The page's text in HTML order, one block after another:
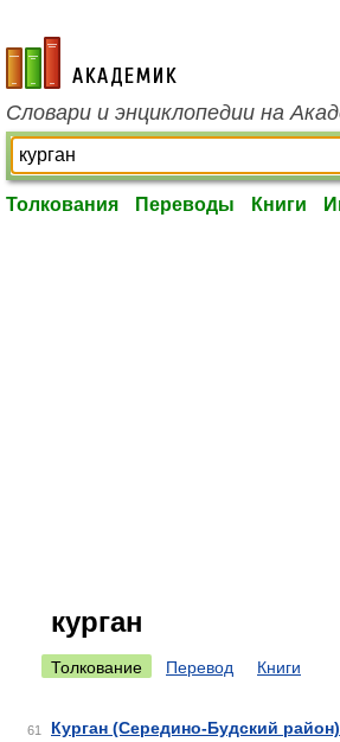
academic.ru
Словари и энциклопедии на
Толкования Переводы Книги
курган
Толкование Перевод Книги
61 Курган (Середино-Будский район)